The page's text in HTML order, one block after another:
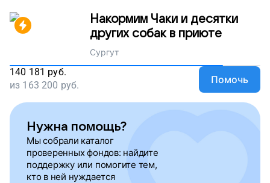
Накормим Чаки и десятки
других собак в приюте
Сургут
140 181 руб.
из 163 200 руб. Помочь
Нужна помощь?
Мы собрали каталог
проверенных фондов: найдите
поддержку или помогите тем,
кто в ней нуждается